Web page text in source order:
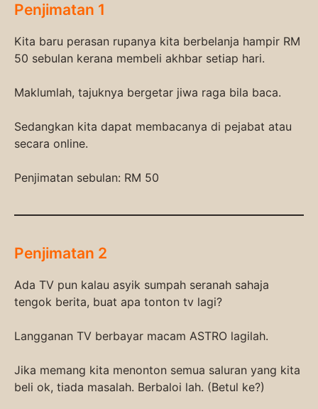
Penjimatan 1
Kita baru perasan rupanya kita berbelanja hampir RM
50 sebulan kerana membeli akhbar setiap hari.
Maklumlah, tajuknya bergetar jiwa raga bila baca.
Sedangkan kita dapat membacanya di pejabat atau
secara online.
Penjimatan sebulan: RM 50
Penjimatan 2
Ada TV pun kalau asyik sumpah seranah sahaja
tengok berita, buat apa tonton tv lagi?
Langganan TV berbayar macam ASTRO lagilah.
Jika memang kita menonton semua saluran yang kita
beli ok, tiada masalah. Berbaloi lah. (Betul ke?)